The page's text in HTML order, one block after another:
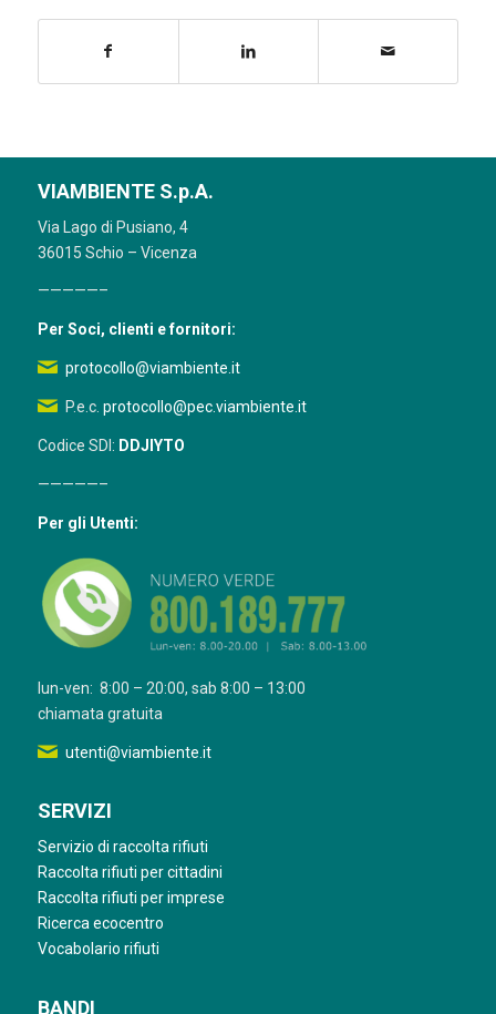
VIAMBIENTE S.p.A.
Via Lago di Pusiano, 4
36015 Schio – Vicenza
—————–
Per Soci, clienti e fornitori:
protocollo@viambiente.it
P.e.c. protocollo@pec.viambiente.it
Codice SDI: DDJIYTO
—————–
Per gli Utenti:
lun-ven: 8:00 – 20:00, sab 8:00 – 13:00
chiamata gratuita
utenti@viambiente.it
SERVIZI
Servizio di raccolta rifiuti
Raccolta rifiuti per cittadini
Raccolta rifiuti per imprese
Ricerca ecocentro
Vocabolario rifiuti
BANDI